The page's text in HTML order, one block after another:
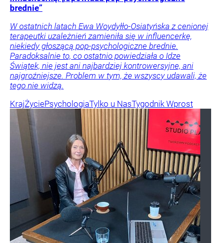
brednie”
W ostatnich latach Ewa Woydyłło-Osiatyńska z cenionej
terapeutki uzależnień zamieniła się w influencerkę,
niekiedy głoszącą pop-psychologiczne brednie.
Paradoksalnie to, co ostatnio powiedziała o Idze
Świątek, nie jest ani najbardziej kontrowersyjne, ani
najgroźniejsze. Problem w tym, że wszyscy udawali, że
tego nie widzą.
KrajŻyciePsychologiaTylko u NasTygodnik Wprost